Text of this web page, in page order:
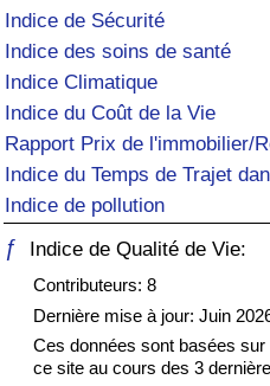
Indice de Sécurité
Indice des soins de santé
Indice Climatique
Indice du Coût de la Vie
Rapport Prix de l'immobilier/
Indice du Temps de Trajet
Indice de pollution
ƒ Indice de Qualité de Vie:
Contributeurs: 8
Dernière mise à jour: Juin
Ces données sont basées
ce site au cours des 3
à Akaba
Criminalité
Indice de Criminalité (Actuel)
Indice de Criminalité
Indice de criminalité par
Indice des soins de santé